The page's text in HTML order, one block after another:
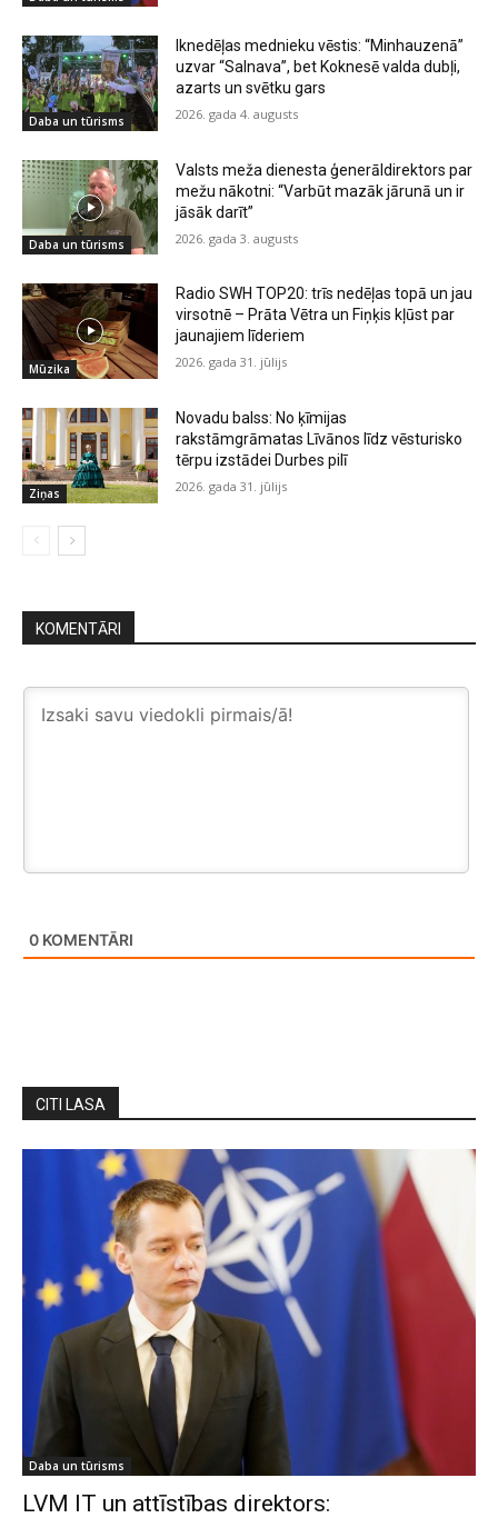
Daba un tūrisms
Iknedēļas mednieku vēstis: “Minhauzenā”
uzvar “Salnava”, bet Koknesē valda dubļi,
azarts un svētku gars
2026. gada 4. augusts
Daba un tūrisms
Valsts meža dienesta ģenerāldirektors par
mežu nākotni: “Varbūt mazāk jārunā un ir
jāsāk darīt”
2026. gada 3. augusts
Mūzika
Radio SWH TOP20: trīs nedēļas topā un jau
virsotnē – Prāta Vētra un Fiņķis kļūst par
jaunajiem līderiem
2026. gada 31. jūlijs
Ziņas
Novadu balss: No ķīmijas
rakstāmgrāmatas Līvānos līdz vēsturisko
tērpu izstādei Durbes pilī
2026. gada 31. jūlijs
KOMENTĀRI
0 KOMENTĀRI
CITI LASA
Daba un tūrisms
LVM IT un attīstības direktors: